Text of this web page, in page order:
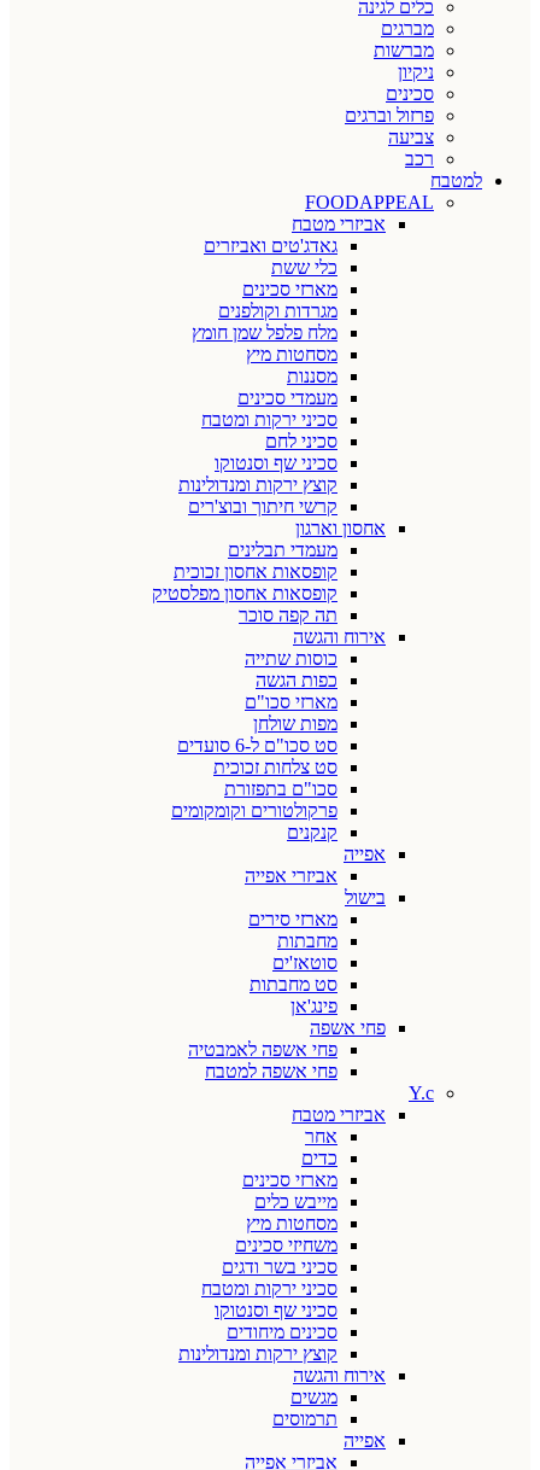
כלים לגינה
מברגים
מברשות
ניקיון
סכינים
פרזול וברגים
צביעה
רכב
למטבח
FOODAPPEAL
אביזרי מטבח
גאדג'טים ואביזרים
כלי ששת
מארזי סכינים
מגרדות וקולפנים
מלח פלפל שמן חומץ
מסחטות מיץ
מסננות
מעמדי סכינים
סכיני ירקות ומטבח
סכיני לחם
סכיני שף וסנטוקו
קוצץ ירקות ומנדולינות
קרשי חיתוך ובוצ'רים
אחסון וארגון
מעמדי תבלינים
קופסאות אחסון זכוכית
קופסאות אחסון מפלסטיק
תה קפה סוכר
אירוח והגשה
כוסות שתייה
כפות הגשה
מארזי סכו"ם
מפות שולחן
סט סכו"ם ל-6 סועדים
סט צלחות זכוכית
סכו"ם בתפזורת
פרקולטורים וקומקומים
קנקנים
אפייה
אביזרי אפייה
בישול
מארזי סירים
מחבתות
סוטאז'ים
סט מחבתות
פינג'אן
פחי אשפה
פחי אשפה לאמבטיה
פחי אשפה למטבח
Y.c
אביזרי מטבח
אחר
כדים
מארזי סכינים
מייבש כלים
מסחטות מיץ
משחיזי סכינים
סכיני בשר ודגים
סכיני ירקות ומטבח
סכיני שף וסנטוקו
סכינים מיחודים
קוצץ ירקות ומנדולינות
אירוח והגשה
מגשים
תרמוסים
אפייה
אביזרי אפייה